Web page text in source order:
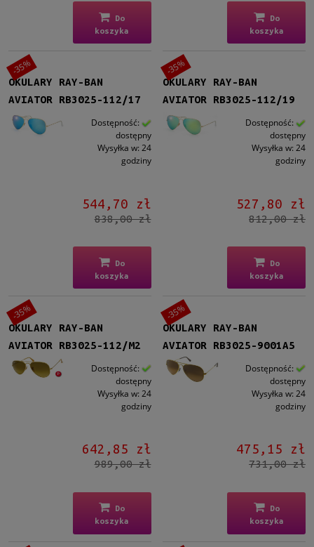
Do
koszyka
Do
koszyka
OKULARY RAY-BAN
AVIATOR RB3025-112/17
Dostępność:
dostępny
Wysyłka w: 24
godziny
544,70 zł
838,00 zł
Do
koszyka
-35%
OKULARY RAY-BAN
AVIATOR RB3025-112/19
Dostępność:
dostępny
Wysyłka w: 24
godziny
527,80 zł
812,00 zł
Do
koszyka
-35%
OKULARY RAY-BAN
AVIATOR RB3025-112/M2
Dostępność:
dostępny
Wysyłka w: 24
godziny
642,85 zł
989,00 zł
Do
koszyka
-35%
OKULARY RAY-BAN
AVIATOR RB3025-9001A5
Dostępność:
dostępny
Wysyłka w: 24
godziny
475,15 zł
731,00 zł
Do
koszyka
-35%